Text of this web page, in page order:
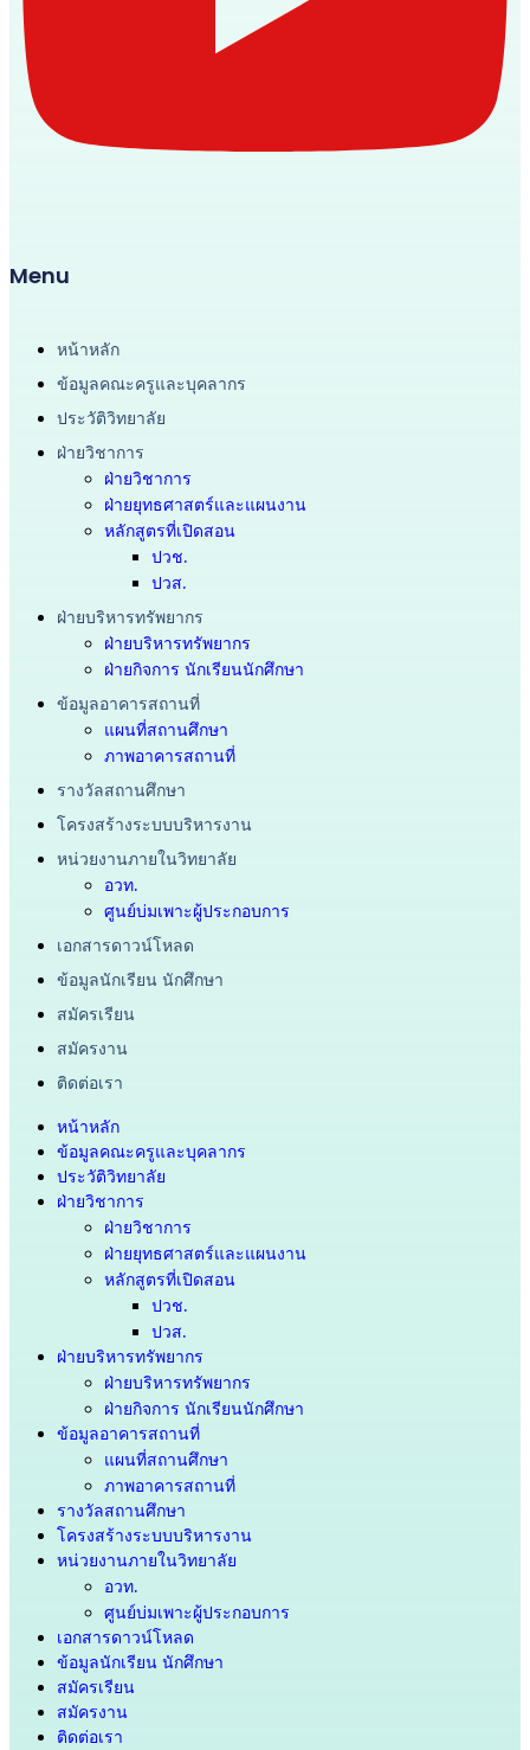
Menu
หน้าหลัก
ข้อมูลคณะครูและบุคลากร
ประวัติวิทยาลัย
ฝ่ายวิชาการ
ฝ่ายวิชาการ
ฝ่ายยุทธศาสตร์และแผนงาน
หลักสูตรที่เปิดสอน
ปวช.
ปวส.
ฝ่ายบริหารทรัพยากร
ฝ่ายบริหารทรัพยากร
ฝ่ายกิจการ นักเรียนนักศึกษา
ข้อมูลอาคารสถานที่
แผนที่สถานศึกษา
ภาพอาคารสถานที่
รางวัลสถานศึกษา
โครงสร้างระบบบริหารงาน
หน่วยงานภายในวิทยาลัย
อวท.
ศูนย์บ่มเพาะผู้ประกอบการ
เอกสารดาวน์โหลด
ข้อมูลนักเรียน นักศึกษา
สมัครเรียน
สมัครงาน
ติดต่อเรา
หน้าหลัก
ข้อมูลคณะครูและบุคลากร
ประวัติวิทยาลัย
ฝ่ายวิชาการ
ฝ่ายวิชาการ
ฝ่ายยุทธศาสตร์และแผนงาน
หลักสูตรที่เปิดสอน
ปวช.
ปวส.
ฝ่ายบริหารทรัพยากร
ฝ่ายบริหารทรัพยากร
ฝ่ายกิจการ นักเรียนนักศึกษา
ข้อมูลอาคารสถานที่
แผนที่สถานศึกษา
ภาพอาคารสถานที่
รางวัลสถานศึกษา
โครงสร้างระบบบริหารงาน
หน่วยงานภายในวิทยาลัย
อวท.
ศูนย์บ่มเพาะผู้ประกอบการ
เอกสารดาวน์โหลด
ข้อมูลนักเรียน นักศึกษา
สมัครเรียน
สมัครงาน
ติดต่อเรา